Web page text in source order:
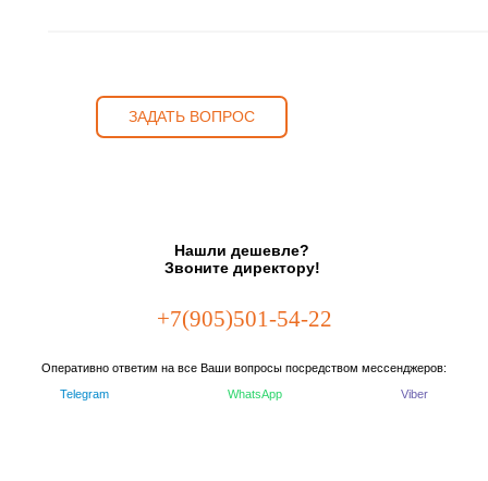
ЗАДАТЬ ВОПРОС
Нашли дешевле?
Звоните директору!
+7(905)501-54-22
Оперативно ответим на все Ваши вопросы посредством мессенджеров:
Telegram
WhatsApp Viber